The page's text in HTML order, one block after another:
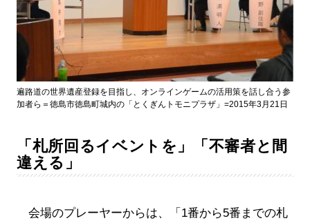
遍路道の世界遺産登録を目指し、オンラインゲームの活用策を話し合う参
加者ら＝徳島市徳島町城内の「とくぎんトモニプラザ」=2015年3月21日
「札所回るイベントを」「不審者と間
違える」
会場のプレーヤーからは、「1番から5番までの札